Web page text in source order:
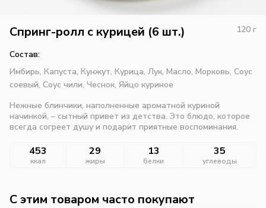
Спринг-ролл с курицей (6 шт.) 120 г
Состав:
Имбирь, Капуста, Кунжут, Курица, Лук, Масло, Морковь, Соус
соевый, Соус чили, Чеснок, Яйцо куриное
Нежные блинчики, наполненные ароматной куриной
начинкой, – сытный привет из детства. Это блюдо, которое
всегда согреет душу и подарит приятные воспоминания.
453
ккал
29
жиры
13
белки
35
углеводы
C этим товаром часто покупают